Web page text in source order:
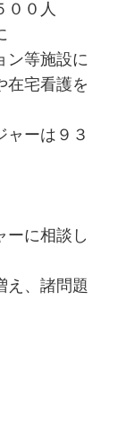
００人
等施設に
宅看護を
ャーは９３
ーに相談し
え、諸問題